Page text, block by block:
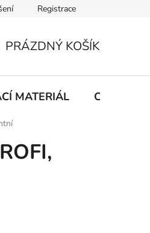
Registrace
PRÁZDNÝ KOŠÍK
MATERIÁL CHEMIE